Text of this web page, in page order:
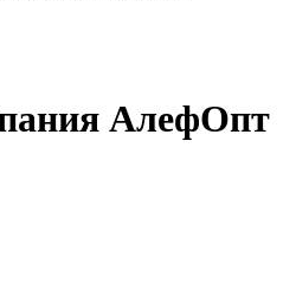
АлефОпт